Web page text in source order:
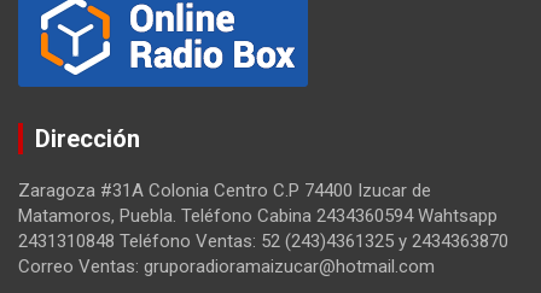
Dirección
Zaragoza #31A Colonia Centro C.P 74400 Izucar de
Matamoros, Puebla. Teléfono Cabina 2434360594 Wahtsapp
2431310848 Teléfono Ventas: 52 (243)4361325 y 2434363870
Correo Ventas: gruporadioramaizucar@hotmail.com